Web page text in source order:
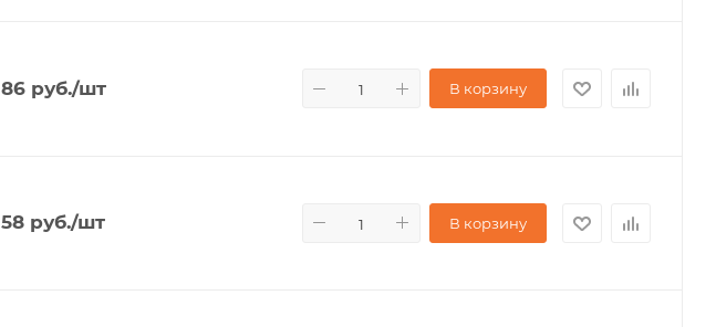
86 руб./шт В корзину
58 руб./шт В корзину